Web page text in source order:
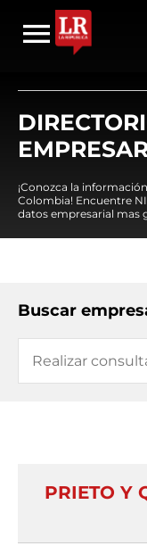
¡Conozca la
Colombia! Encuentre
datos empresarial mas
Buscar
PRIETO Y